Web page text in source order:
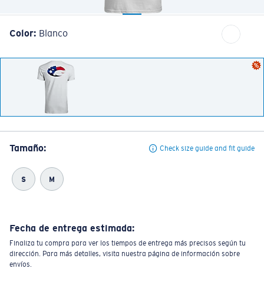
Color: Blanco
Tamaño: Check size guide and fit guide
S M
Fecha de entrega estimada:
Finaliza tu compra para ver los tiempos de entrega más precisos según tu
dirección. Para más detalles, visita nuestra página de información sobre
envíos.